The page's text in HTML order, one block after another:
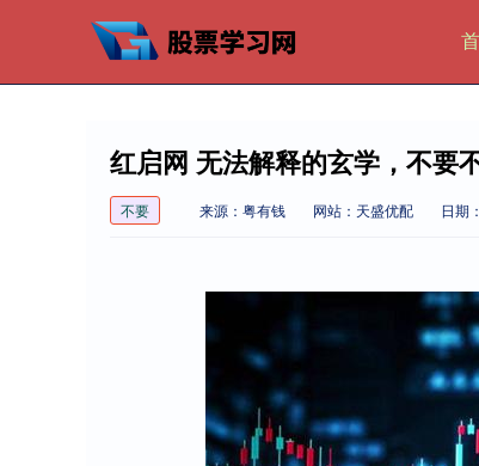
红启网 无法解释的玄学，不要
不要 来源：粤有钱 网站：天盛优配 日期